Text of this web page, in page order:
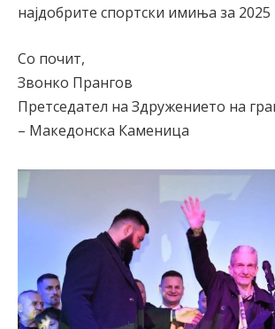
најдобрите спортски имиња за 2025
Со почит,
Звонко Прангов
Претседател на Здружението на
– Македонска Каменица